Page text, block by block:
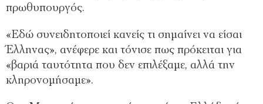
πρωθυπουργός.
«Εδώ συνειδητοποιεί κανείς τι σημαίνει να είσαι
Έλληνας», ανέφερε και τόνισε πως πρόκειται για
«βαριά ταυτότητα που δεν επιλέξαμε, αλλά την
κληρονομήσαμε».